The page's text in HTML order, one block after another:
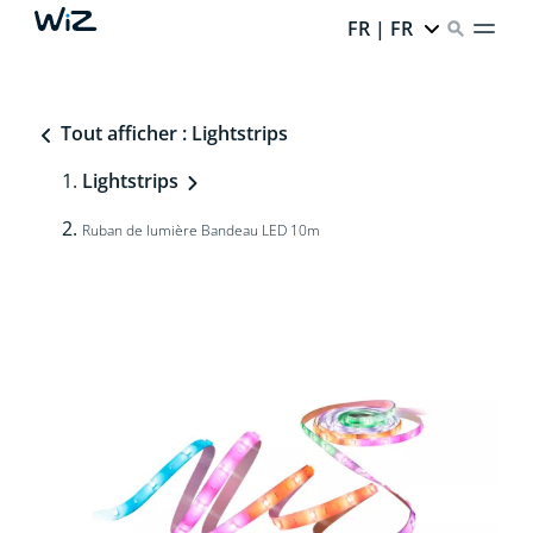
FR | FR
Tout afficher : Lightstrips
Lightstrips
Ruban de lumière Bandeau LED 10m